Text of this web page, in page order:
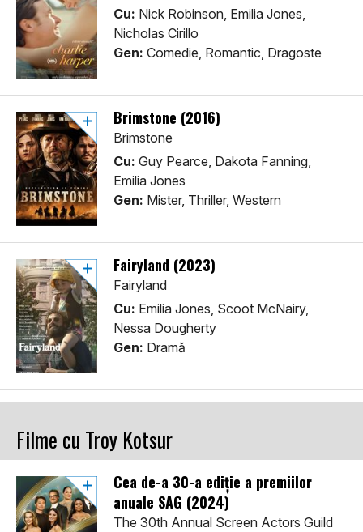
Cu: Nick Robinson, Emilia Jones,
Nicholas Cirillo
Gen: Comedie, Romantic, Dragoste
Brimstone (2016)
Brimstone
Cu: Guy Pearce, Dakota Fanning,
Emilia Jones
Gen: Mister, Thriller, Western
Fairyland (2023)
Fairyland
Cu: Emilia Jones, Scoot McNairy,
Nessa Dougherty
Gen: Dramă
Filme cu Troy Kotsur
Cea de-a 30-a ediție a premiilor
anuale SAG (2024)
The 30th Annual Screen Actors Guild